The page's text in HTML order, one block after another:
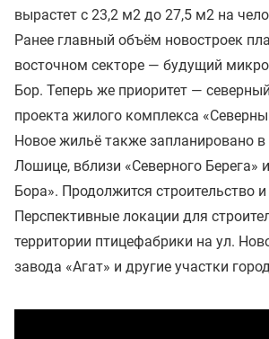
вырастет с 23,2 м2 до 27,5 м2 на
Ранее главный объём новостроек
восточном секторе — будущий
Бор. Теперь же приоритет —
проекта жилого комплекса
Новое жильё также запланировано в
Лошице, вблизи «Северного Берега»
Бора». Продолжится строительство
Перспективные локации для
территории птицефабрики на ул.
завода «Агат» и другие участки